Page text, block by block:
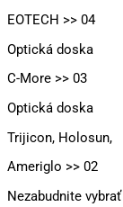
EOTECH >> 04
Optická doska
C-More >> 03
Optická doska
Trijicon, Holosun,
Ameriglo >> 02
Nezabudnite